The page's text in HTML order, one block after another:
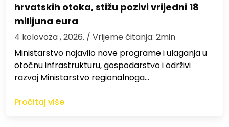
hrvatskih otoka, stižu pozivi vrijedni 18
milijuna eura
4 kolovoza , 2026. / Vrijeme čitanja: 2min
Ministarstvo najavilo nove programe i ulaganja u
otočnu infrastrukturu, gospodarstvo i održivi
razvoj Ministarstvo regionalnoga…
Pročitaj više